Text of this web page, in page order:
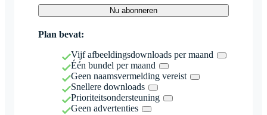
Nu abonneren
Plan bevat:
Vijf afbeeldingsdownloads per maand
Één bundel per maand
Geen naamsvermelding vereist
Snellere downloads
Prioriteitsondersteuning
Geen advertenties